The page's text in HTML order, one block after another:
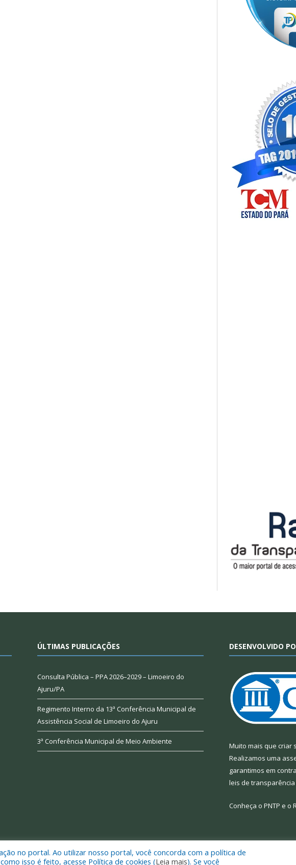
ÚLTIMAS PUBLICAÇÕES
Consulta Pública – PPA 2026–2029 – Limoeiro do
Ajuru/PA
Regimento Interno da 13ª Conferência Municipal de
Assistência Social de Limoeiro do Ajuru
3ª Conferência Municipal de Meio Ambiente
DESENVOLVIDO
Muito mais que criar
Realizamos uma
garantimos em
leis de
Conheça o PNTP e o
de Limoeiro do Ajuru. Mapa do Site
no portal. Ao utilizar nosso portal, você concorda com a política de
isso é feito, acesse Política de cookies (Leia mais). Se você